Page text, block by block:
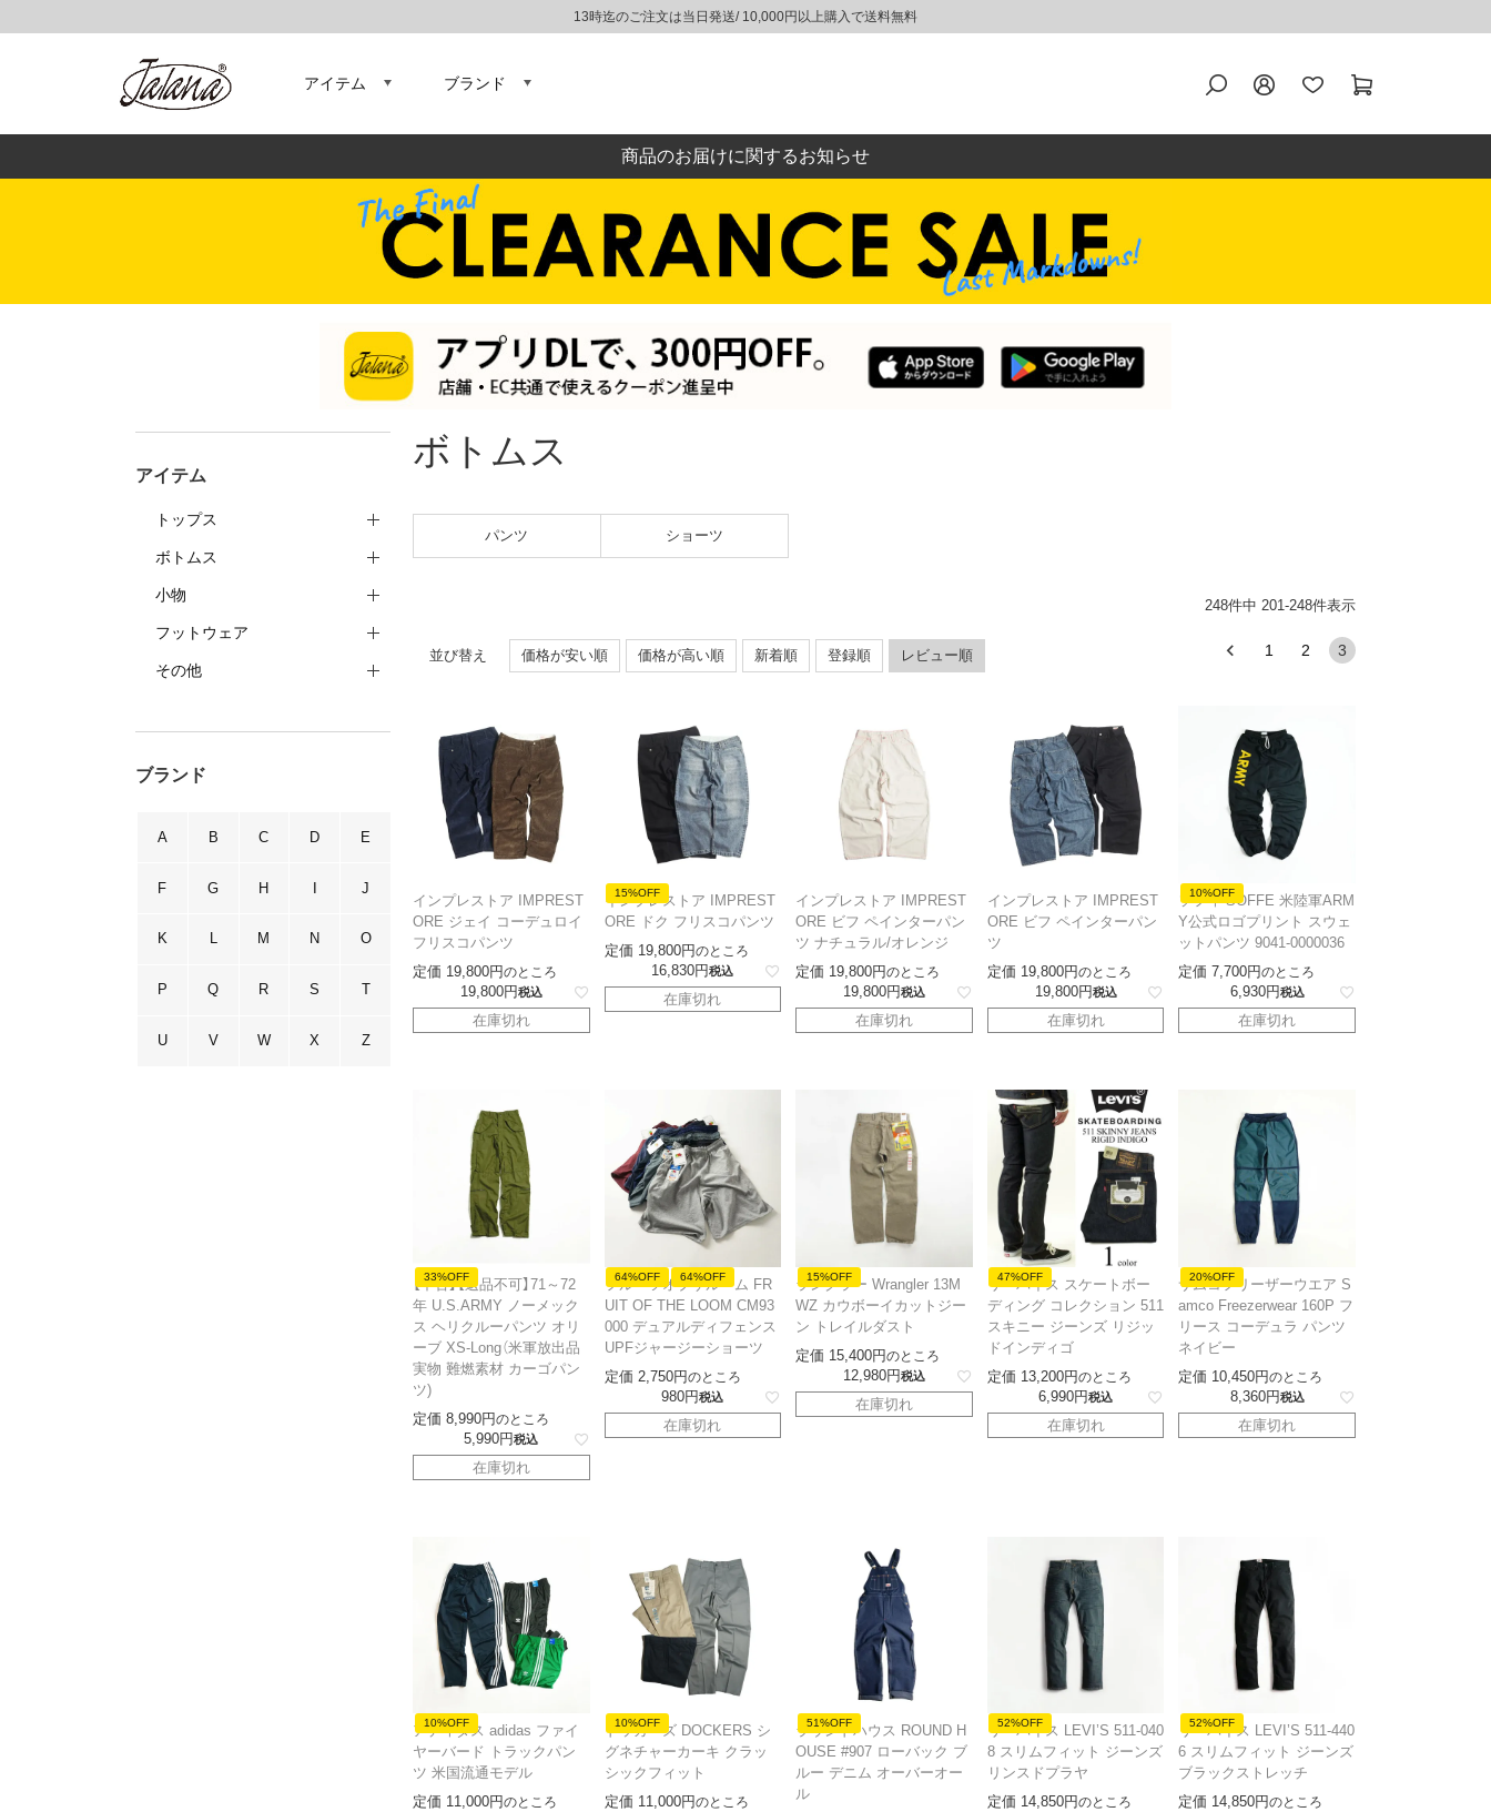
13時迄のご注文は当日発送/ 10,000円以上購入で送料無料
アイテム ブランド
商品のお届けに関するお知らせ
アイテム
トップス
ボトムス
小物
フットウェア
その他
ブランド
A B C D E
F G H I J
K L M N O
P Q R S T
U V W X Z
ボトムス
パンツ ショーツ
並び替え 価格が安い順 価格が高い順 新着順 登録順 レビュー順
248件中 201-248件表示
1 2 3
インプレストア IMPREST
ORE ジェイ コーデュロイ
フリスコパンツ
定価 19,800 のところ
19,800 税込
在庫切れ
15%OFF
インプレストア IMPREST
ORE ドク フリスコパンツ
定価 19,800 のところ
16,830 税込
在庫切れ
インプレストア IMPREST
ORE ビフ ペインターパン
ツ ナチュラル/オレンジ
定価 19,800 のところ
19,800 税込
在庫切れ
インプレストア IMPREST
ORE ビフ ペインターパン
ツ
定価 19,800 のところ
19,800 税込
在庫切れ
10%OFF
ソフィ SOFFE 米陸軍ARM
Y公式ロゴプリント スウェ
ットパンツ 9041-0000036
定価 7,700 のところ
6,930 税込
在庫切れ
33%OFF
【中古】【返品不可】71～72
年 U.S.ARMY ノーメック
ス ヘリクルーパンツ オリ
ーブ XS-Long（米軍放出品
実物 難燃素材 カーゴパン
ツ)
定価 8,990 のところ
5,990 税込
在庫切れ
64%OFF 64%OFF
フルーツオブザルーム FR
UIT OF THE LOOM CM93
000 デュアルディフェンス
UPFジャージーショーツ
定価 2,750 のところ
980 税込
在庫切れ
15%OFF
ラングラー Wrangler 13M
WZ カウボーイカットジー
ン トレイルダスト
定価 15,400 のところ
12,980 税込
在庫切れ
47%OFF
リーバイス スケートボー
ディング コレクション 511
スキニー ジーンズ リジッ
ドインディゴ
定価 13,200 のところ
6,990 税込
在庫切れ
20%OFF
サムコフリーザーウエア S
amco Freezerwear 160P フ
リース コーデュラ パンツ
ネイビー
定価 10,450 のところ
8,360 税込
在庫切れ
10%OFF
アディダス adidas ファイ
ヤーバード トラックパン
ツ 米国流通モデル
定価 11,000 のところ
10%OFF
ドッカーズ DOCKERS シ
グネチャーカーキ クラッ
シックフィット
定価 11,000 のところ
51%OFF
ラウンドハウス ROUND H
OUSE #907 ローバック ブ
ルー デニム オーバーオー
ル
52%OFF
リーバイス LEVI’S 511-040
8 スリムフィット ジーンズ
リンスドプラヤ
定価 14,850 のところ
52%OFF
リーバイス LEVI’S 511-440
6 スリムフィット ジーンズ
ブラックストレッチ
定価 14,850 のところ